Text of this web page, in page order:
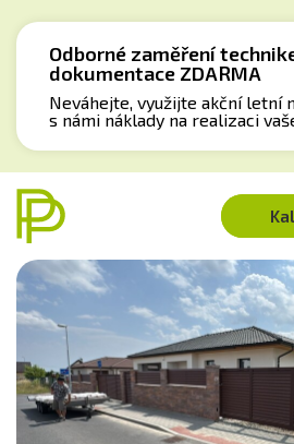
Odborné zaměření
dokumentace ZDARMA
Neváhejte, využijte akční letní
s námi náklady na realizaci